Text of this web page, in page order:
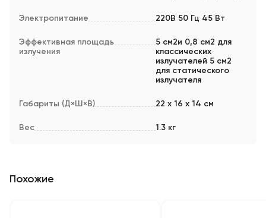
Электропитание 220В 50 Гц 45 Вт
Эффективная площадь
излучения
5 см2и 0,8 см2 для
классических
излучателей 5 см2
для статического
излучателя
Габариты (Д×Ш×В) 22 х 16 х 14 см
Вес 1.3 кг
Похожие